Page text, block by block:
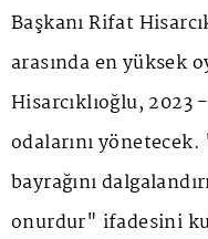
Başkanı Rifat
arasında en yüksek
Hisarcıklıoğlu,
odalarını
bayrağını
onurdur" ifadesini